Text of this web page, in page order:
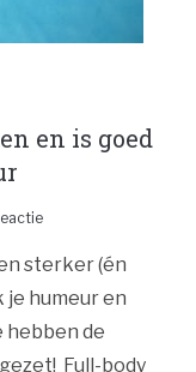
en is goed
sterker (én
humeur en
hebben de
Full-body